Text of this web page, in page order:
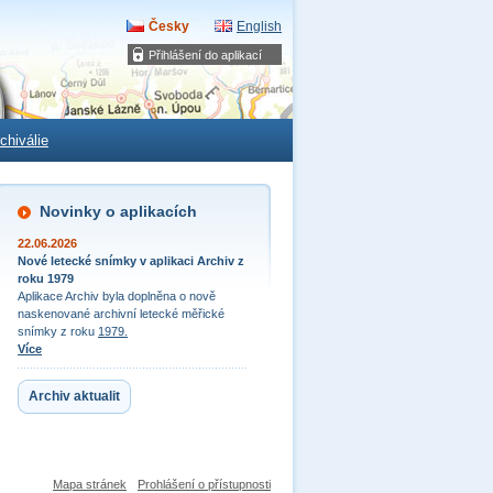
Přihlášení do aplikací
Česky English
Novinky o aplikacích
22.06.2026
Nové letecké snímky v aplikaci Archiv z
roku 1979
Aplikace Archiv byla doplněna o nově
naskenované archivní letecké měřické
snímky z roku 1979.
Více
Archiv aktualit
Mapa stránek Prohlášení o přístupnosti